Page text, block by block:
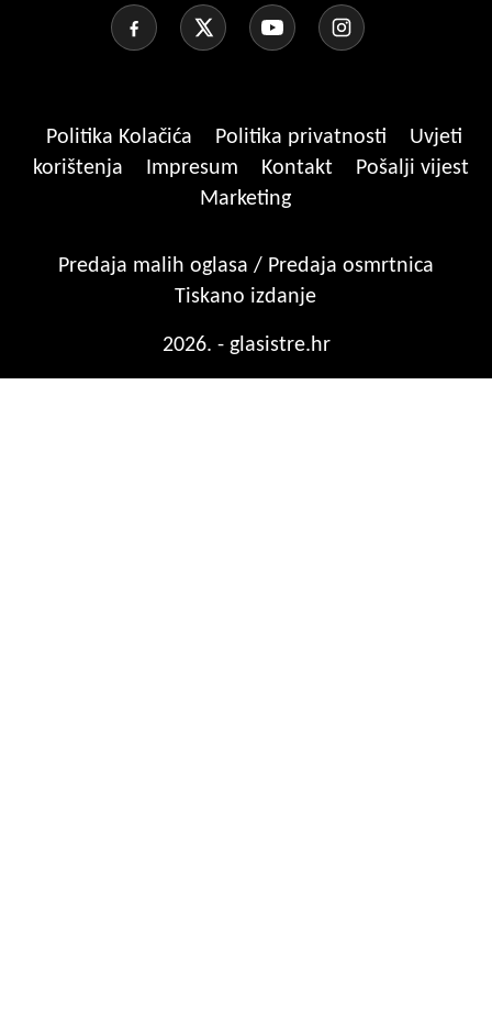
Politika Kolačića Politika privatnosti
Uvjeti
korištenja
Impresum Kontakt
Pošalji vijest
Marketing
Predaja malih oglasa / Predaja osmrtnica
Tiskano izdanje
2026. - glasistre.hr